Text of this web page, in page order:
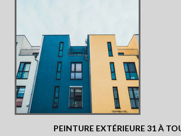
PEINTURE EXTÉRIEURE 31 À